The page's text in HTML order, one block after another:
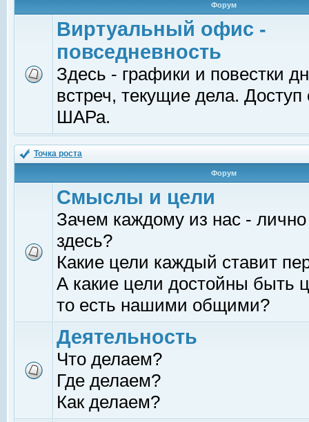
Форум
Виртуальный офис -
повседневность
Здесь - графики и повестки
встреч, текущие дела.
ШАРа.
Точка роста
Форум
Смыслы и цели
Зачем каждому из нас -
здесь?
Какие цели каждый ставит
А какие цели достойны быть
то есть нашими общими?
Деятельность
Что делаем?
Где делаем?
Как делаем?